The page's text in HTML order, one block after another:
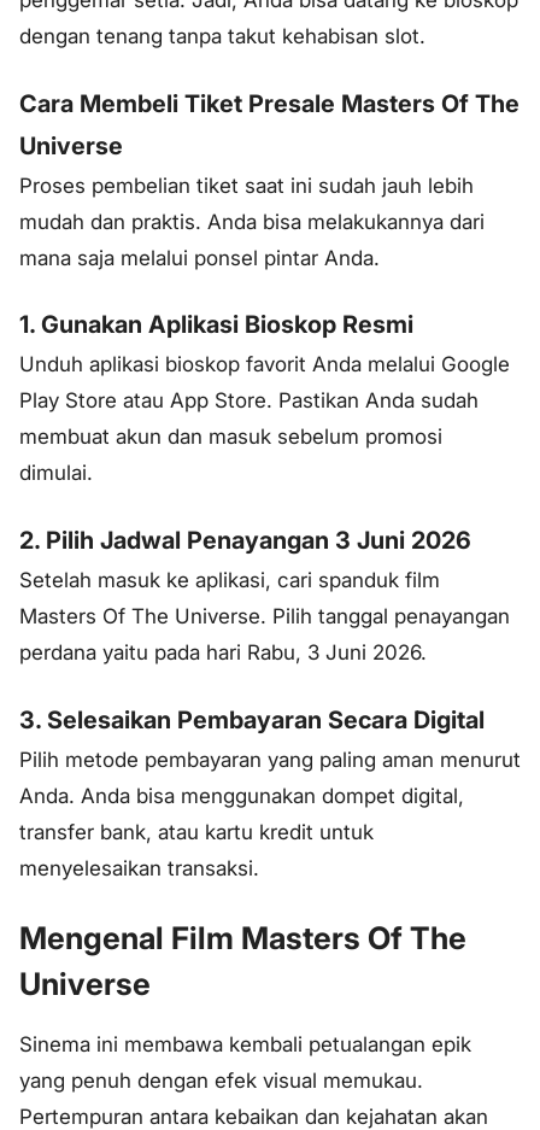
dengan tenang tanpa takut kehabisan slot.
Cara Membeli Tiket Presale Masters Of The
Universe
Proses pembelian tiket saat ini sudah jauh lebih
mudah dan praktis. Anda bisa melakukannya dari
mana saja melalui ponsel pintar Anda.
1. Gunakan Aplikasi Bioskop Resmi
Unduh aplikasi bioskop favorit Anda melalui Google
Play Store atau App Store. Pastikan Anda sudah
membuat akun dan masuk sebelum promosi
dimulai.
2. Pilih Jadwal Penayangan 3 Juni 2026
Setelah masuk ke aplikasi, cari spanduk film
Masters Of The Universe. Pilih tanggal penayangan
perdana yaitu pada hari Rabu, 3 Juni 2026.
3. Selesaikan Pembayaran Secara Digital
Pilih metode pembayaran yang paling aman menurut
Anda. Anda bisa menggunakan dompet digital,
transfer bank, atau kartu kredit untuk
menyelesaikan transaksi.
Mengenal Film Masters Of The
Universe
Sinema ini membawa kembali petualangan epik
yang penuh dengan efek visual memukau.
Pertempuran antara kebaikan dan kejahatan akan